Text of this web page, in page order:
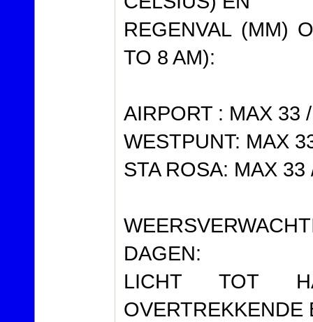
REGENVAL (MM)
TO 8 AM):
AIRPORT : MAX 33
WESTPUNT: MAX
STA ROSA: MAX
DAGEN:
LICHT TOT
OVERTREKKENDE